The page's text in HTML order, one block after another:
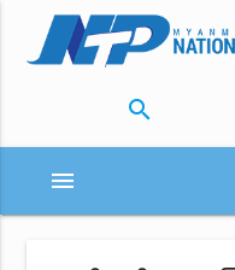
search
menu